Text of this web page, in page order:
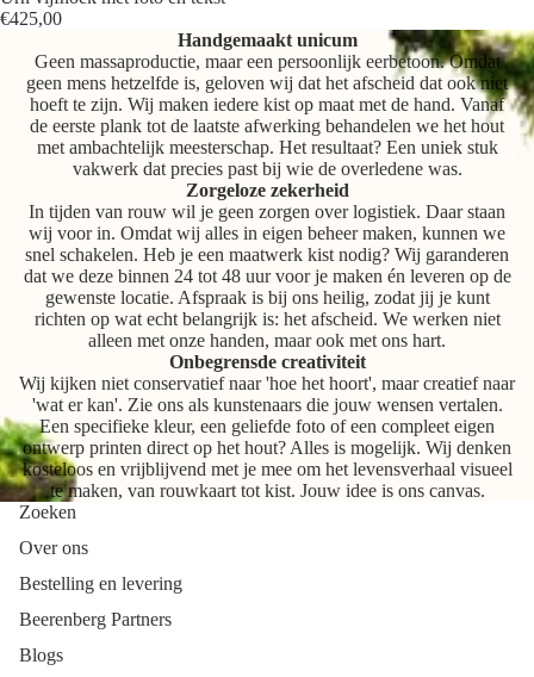
€425,00
Handgemaakt unicum
Geen massaproductie, maar een persoonlijk eerbetoon. Omdat
geen mens hetzelfde is, geloven wij dat het afscheid dat ook niet
hoeft te zijn. Wij maken iedere kist op maat met de hand. Vanaf
de eerste plank tot de laatste afwerking behandelen we het hout
met ambachtelijk meesterschap. Het resultaat? Een uniek stuk
vakwerk dat precies past bij wie de overledene was.
Zorgeloze zekerheid
In tijden van rouw wil je geen zorgen over logistiek. Daar staan
wij voor in. Omdat wij alles in eigen beheer maken, kunnen we
snel schakelen. Heb je een maatwerk kist nodig? Wij garanderen
dat we deze binnen 24 tot 48 uur voor je maken én leveren op de
gewenste locatie. Afspraak is bij ons heilig, zodat jij je kunt
richten op wat echt belangrijk is: het afscheid. We werken niet
alleen met onze handen, maar ook met ons hart.
Onbegrensde creativiteit
Wij kijken niet conservatief naar 'hoe het hoort', maar creatief naar
'wat er kan'. Zie ons als kunstenaars die jouw wensen vertalen.
Een specifieke kleur, een geliefde foto of een compleet eigen
ontwerp printen direct op het hout? Alles is mogelijk. Wij denken
kosteloos en vrijblijvend met je mee om het levensverhaal visueel
te maken, van rouwkaart tot kist. Jouw idee is ons canvas.
Zoeken
Over ons
Bestelling en levering
Beerenberg Partners
Blogs